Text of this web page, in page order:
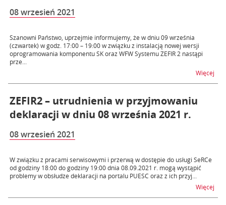
08 wrzesień 2021
Szanowni Państwo, uprzejmie informujemy, że w dniu 09 września
(czwartek) w godz. 17:00 – 19:00 w związku z instalacją nowej wersji
oprogramowania komponentu SK oraz WFW Systemu ZEFIR 2 nastąpi
prze...
Więcej
ZEFIR2 – utrudnienia w przyjmowaniu
deklaracji w dniu 08 września 2021 r.
08 wrzesień 2021
W związku z pracami serwisowymi i przerwą w dostępie do usługi SeRCe
od godziny 18:00 do godziny 19:00 dnia 08.09.2021 r. mogą wystąpić
problemy w obsłudze deklaracji na portalu PUESC oraz z ich przyj...
Więcej